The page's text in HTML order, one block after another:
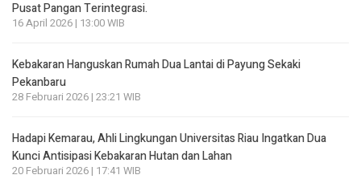
Pusat Pangan Terintegrasi.
16 April 2026 | 13:00 WIB
Kebakaran Hanguskan Rumah Dua Lantai di Payung Sekaki
Pekanbaru
28 Februari 2026 | 23:21 WIB
Hadapi Kemarau, Ahli Lingkungan Universitas Riau Ingatkan Dua
Kunci Antisipasi Kebakaran Hutan dan Lahan
20 Februari 2026 | 17:41 WIB